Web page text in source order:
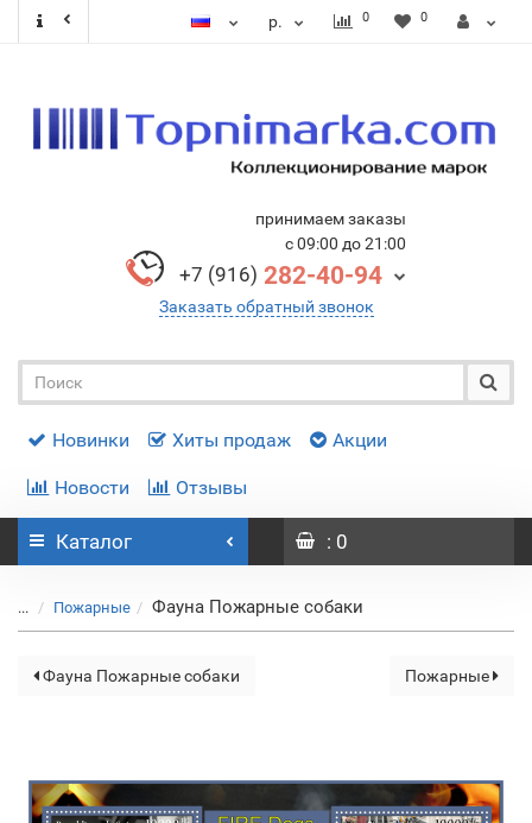
р. 0 0
принимаем заказы
с 09:00 до 21:00
+7 (916) 282-40-94
Заказать обратный звонок
Новинки Хиты продаж Акции
Новости Отзывы
Каталог : 0
... Пожарные Фауна Пожарные собаки
Фауна Пожарные собаки Пожарные